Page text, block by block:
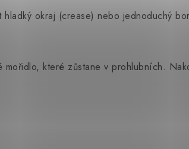
hladký okraj (crease) nebo jednoduchý
které zůstane v prohlubních.